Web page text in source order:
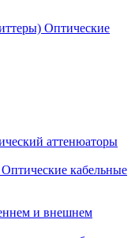
Оптические
аттенюаторы
Оптические кабельные
и внешнем